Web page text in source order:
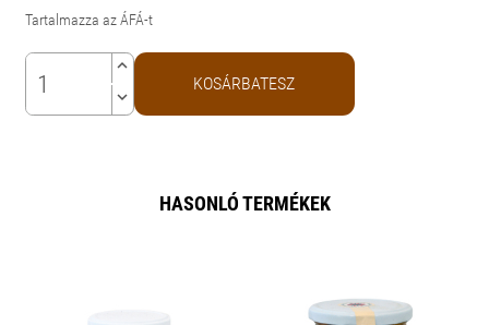
Tartalmazza az ÁFÁ-t
keyboard_arrow_up
keyboard_arrow_down
KOSÁRBATESZ
HASONLÓ TERMÉKEK